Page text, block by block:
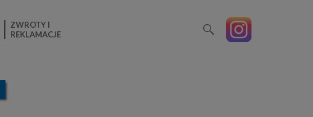
ZWROTY I
REKLAMACJE